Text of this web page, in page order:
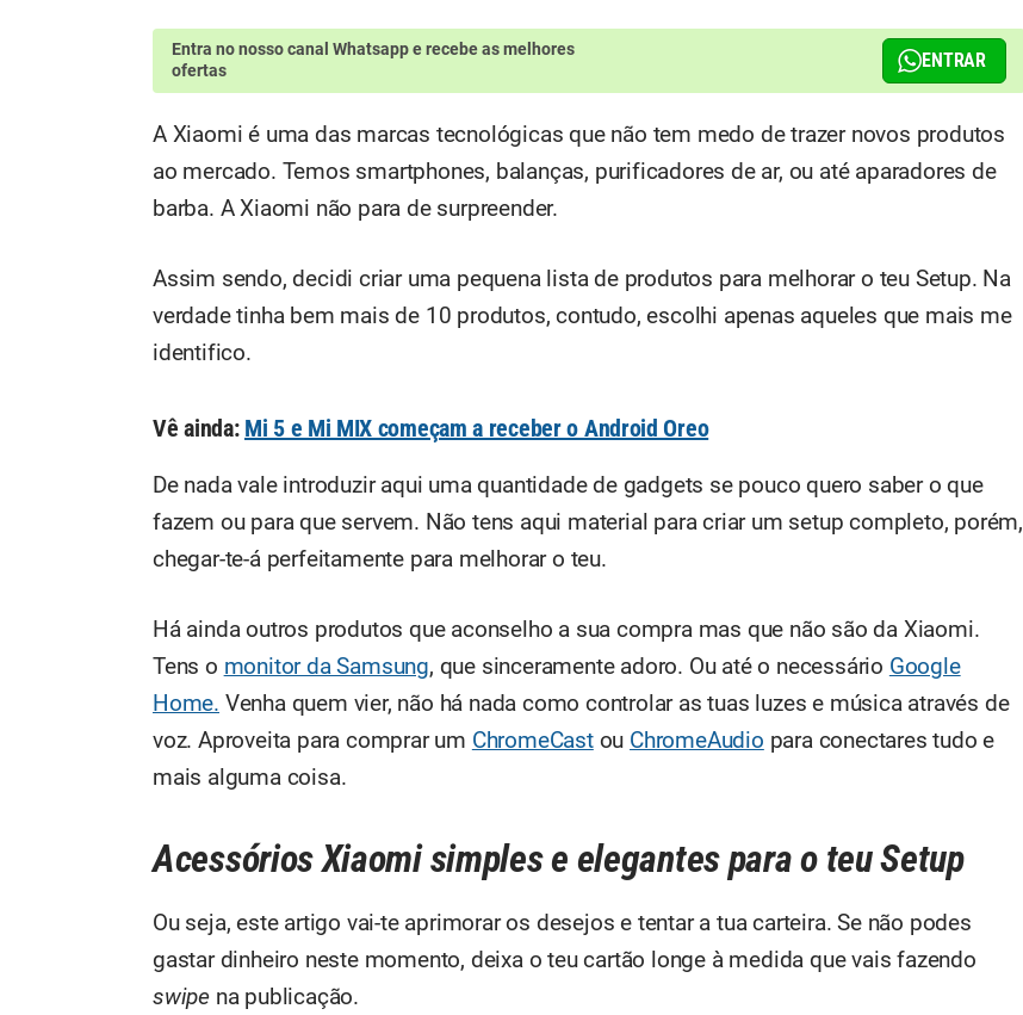
Entra no nosso canal Whatsappe recebe as melhores
ofertas
ENTRAR
A Xiaomi é uma das marcas tecnológicas que não tem medo de trazer novos produtos
ao mercado. Temos smartphones, balanças, purificadores de ar, ou até aparadores de
barba. A Xiaomi não para de surpreender.
Assim sendo, decidi criar uma pequena lista de produtos para melhorar o teu Setup. Na
verdade tinha bem mais de 10 produtos, contudo, escolhi apenas aqueles que mais me
identifico.
Vê ainda: Mi 5 e Mi MIX começam a receber o Android Oreo
De nada vale introduzir aqui uma quantidade de gadgets se pouco quero saber o que
fazem ou para que servem. Não tens aqui material para criar um setup completo, porém,
chegar-te-á perfeitamente para melhorar o teu.
Há ainda outros produtos que aconselho a sua compra mas que não são da Xiaomi.
Tens o monitor da Samsung, que sinceramente adoro. Ou até o necessário Google
Home. Venha quem vier, não há nada como controlar as tuas luzes e música através de
voz. Aproveita para comprar um ChromeCastou ChromeAudio para conectares tudo e
mais alguma coisa.
Acessórios Xiaomi simples e elegantes para o teu Setup
Ou seja, este artigo vai-te aprimorar os desejos e tentar a tua carteira. Se não podes
gastar dinheiro neste momento, deixa o teu cartão longe à medida que vais fazendo
swipe na publicação.